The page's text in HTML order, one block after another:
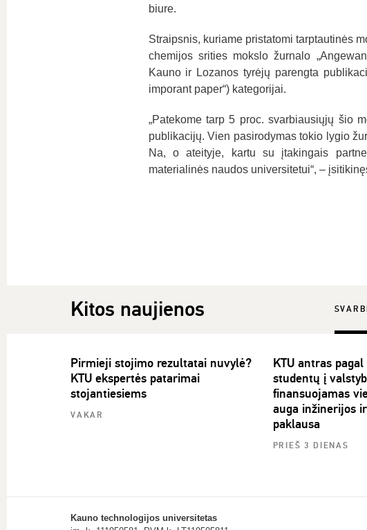
biure.
Straipsnis, kuriame pristatomi tarptautinės
chemijos srities mokslo žurnalo
Kauno ir Lozanos tyrėjų parengta
imporant paper“) kategorijai.
„Patekome tarp 5 proc. svarbiausiųjų šio
publikacijų. Vien pasirodymas tokio lygio
Na, o ateityje, kartu su įtakingais
materialinės naudos universitetui“, –
Kitos naujienos
Pirmieji stojimo rezultatai nuvylė?
KTU ekspertės patarimai
stojantiesiems
VAKAR
KTU antras
studentų į
finansuojamas
auga inžinerijos
paklausa
PRIEŠ 3 DIENAS
Kauno technologijos universitetas